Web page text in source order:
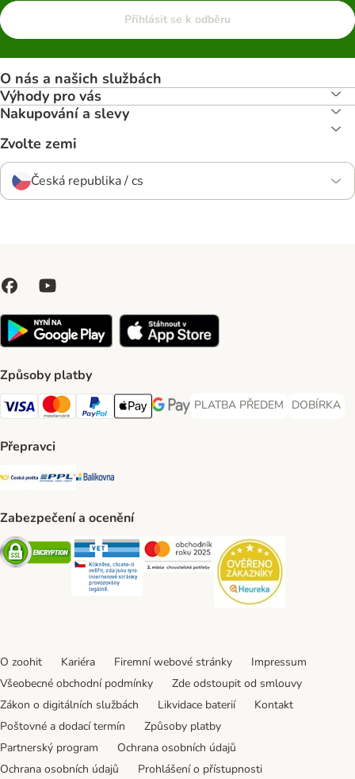
Přihlásit se k odběru
O nás a našich službách
Výhody pro vás
Nakupování a slevy
Zvolte zemi
Česká republika / cs
Způsoby platby
Visa Payment Method
Mastercard Payment Method
PayPal Payment Method
Apple pay Payment Method
GooglePay Payment Method
PLATBA PŘEDEM
PLATBA PŘEDEM Payment
DOBÍRKA
DOBÍRKA
Přepravci
Česká pošta Shipping Method
PPL Shipping Method
Balíkovna Shipping Method
Zabezpečení a ocenění
Security Security Security
O zoohit Kariéra Firemní webové stránky
Impressum
Všeobecné obchodní podmínky
Zde odstoupit od smlouvy
Zákon o digitálních službách
Likvidace baterií
Kontakt
Poštovné a dodací termín
Způsoby platby
Partnerský program
Ochrana osobních údajů
Ochrana osobních údajů
Prohlášení o přístupnosti